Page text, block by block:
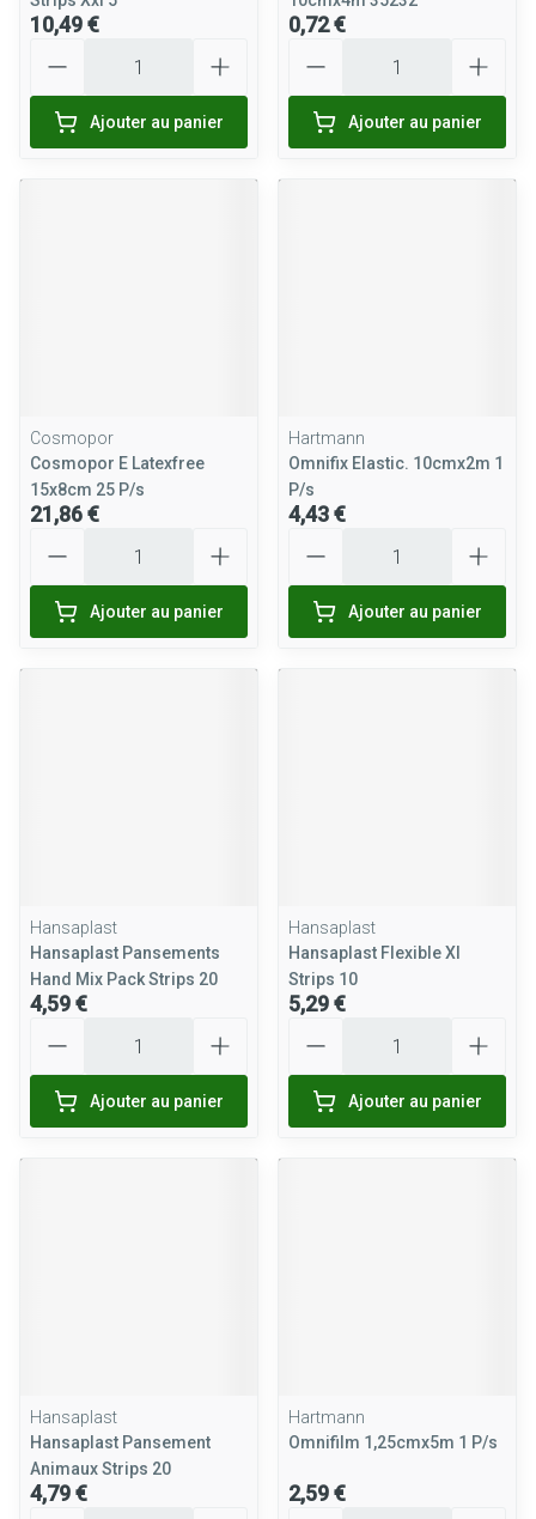
10,49 €
Ajouter au panier
0,72 €
Ajouter au panier
Cosmopor
Cosmopor E Latexfree
15x8cm 25 P/s
21,86 €
Ajouter au panier
Hartmann
Omnifix Elastic. 10cmx2m 1
P/s
4,43 €
Ajouter au panier
Hansaplast
Hansaplast Pansements
Hand Mix Pack Strips 20
4,59 €
Ajouter au panier
Hansaplast
Hansaplast Flexible Xl
Strips 10
5,29 €
Ajouter au panier
Hansaplast
Hansaplast Pansement
Animaux Strips 20
4,79 €
Hartmann
Omnifilm 1,25cmx5m 1 P/s
2,59 €